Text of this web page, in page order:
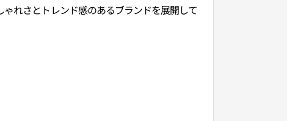
れさとトレンド感のあるブランドを展開して